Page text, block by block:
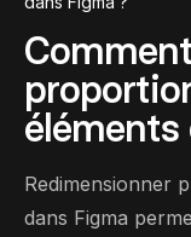
Nouveau
éléments
Redimensionner
dans Figma